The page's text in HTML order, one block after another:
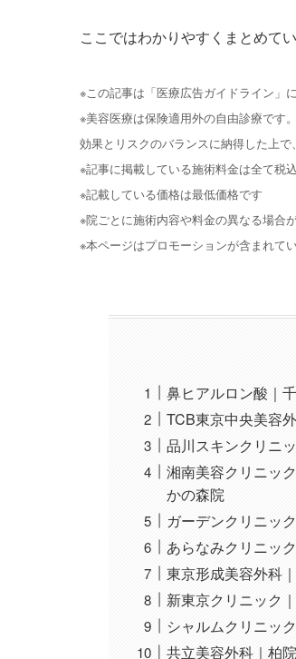
ここではわかりやすくまとめて
※この記事は「医療広告ガイドライン」
※美容医療は保険適用外の自由診療です。
効果とリスクのバランスに納得した上で
※記事に掲載している施術料金は全て税
※記載している価格は最低価格です
※院ごとに施術内容や料金の異なる場合
※本ページはプロモーションが含まれて
鼻ヒアルロン酸｜
TCB東京中央美容
品川スキンクリニ
湘南美容クリニッ
かの森院
ガーデンクリニッ
あらなみクリニッ
東京形成美容外科
新東京クリニック
シャルムクリニッ
共立美容外科｜柏